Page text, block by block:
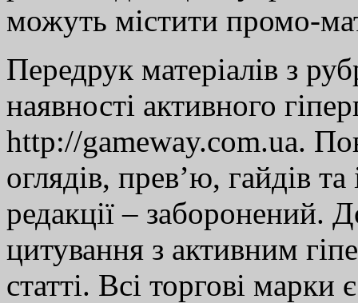
можуть містити промо-
Передрук матеріалів з
наявності активного
http://gameway.com.ua.
оглядів, прев’ю, гайдів
редакції – заборонений.
цитування з активним
статті. Всі торгові марки